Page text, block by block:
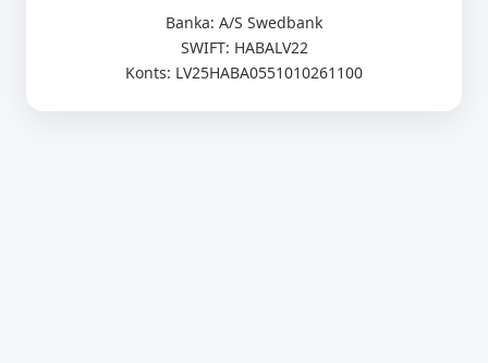
Banka: A/S Swedbank
SWIFT: HABALV22
Konts: LV25HABA0551010261100